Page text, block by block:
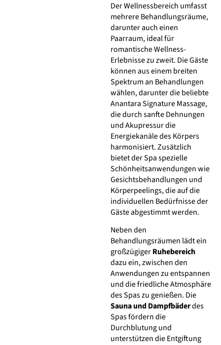
Der Wellnessbereich umfasst
mehrere Behandlungsräume,
darunter auch einen
Paarraum, ideal für
romantische Wellness-
Erlebnisse zu zweit. Die Gäste
können aus einem breiten
Spektrum an Behandlungen
wählen, darunter die beliebte
Anantara Signature Massage,
die durch sanfte Dehnungen
und Akupressur die
Energiekanäle des Körpers
harmonisiert. Zusätzlich
bietet der Spa spezielle
Schönheitsanwendungen wie
Gesichtsbehandlungen und
Körperpeelings, die auf die
individuellen Bedürfnisse der
Gäste abgestimmt werden.
Neben den
Behandlungsräumen lädt ein
großzügigerRuhebereich
dazu ein, zwischen den
Anwendungen zu entspannen
und die friedliche Atmosphäre
des Spas zu genießen. Die
Sauna und Dampfbäderdes
Spas fördern die
Durchblutung und
unterstützen die Entgiftung